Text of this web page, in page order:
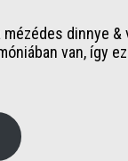
dinnye
van, így